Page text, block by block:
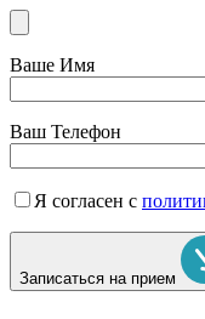
Ваше Имя
Ваш Телефон
Я согласен с
Записаться на прием